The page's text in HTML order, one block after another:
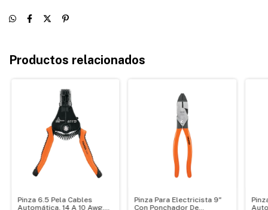
Productos relacionados
Pinza 6.5 Pela Cables
Automática, 14 A 10 Awg,
Pinza Para Electricista 9"
Con Ponchador De